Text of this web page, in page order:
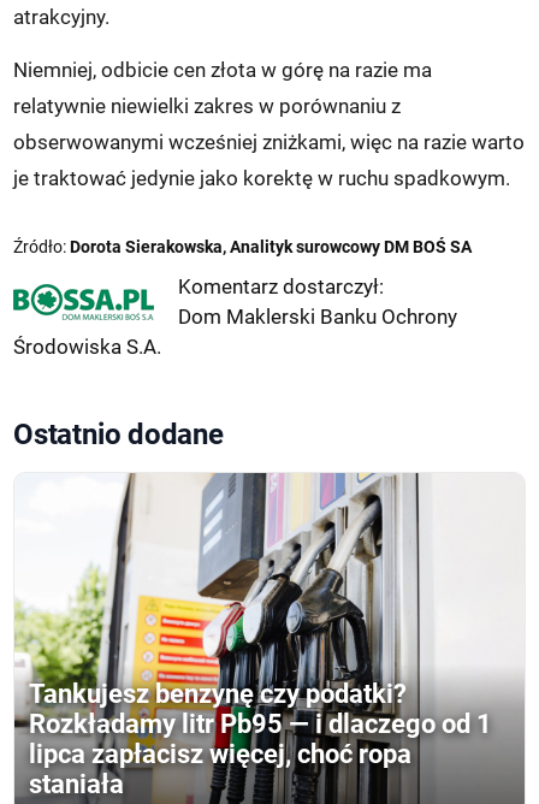
atrakcyjny.
Niemniej, odbicie cen złota w górę na razie ma
relatywnie niewielki zakres w porównaniu z
obserwowanymi wcześniej zniżkami, więc na razie warto
je traktować jedynie jako korektę w ruchu spadkowym.
Źródło:Dorota Sierakowska, Analityk surowcowy DM BOŚ SA
Komentarz dostarczył:
Dom Maklerski Banku Ochrony
Środowiska S.A.
Ostatnio dodane
Tankujesz benzynę czy podatki?
Rozkładamy litr Pb95 — i dlaczego od 1
lipca zapłacisz więcej, choć ropa
staniała